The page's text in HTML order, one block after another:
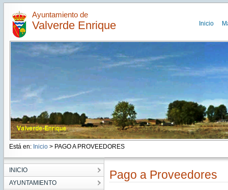
Ayuntamiento de
Valverde Enrique Inicio
Está en: Inicio > PAGO A PROVEEDORES
INICIO
AYUNTAMIENTO
Pago a Proveedores